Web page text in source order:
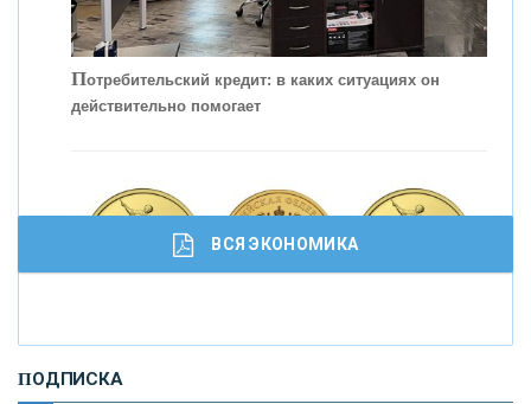
Потребительский кредит: в каких ситуациях он
действительно помогает
И
сохранения и увеличения капитала
ВСЯ ЭКОНОМИКА
ПОДПИСКА